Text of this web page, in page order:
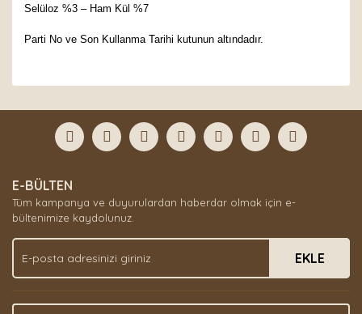
Selüloz %3 – Ham Kül %7
Parti No ve Son Kullanma Tarihi kutunun altındadır.
Yorum Yaz
formunu kullanarak tarafımıza iletebilirsiniz.
Görüş ve önerileriniz için teşekkür ederiz.
Ürün açıklamasında eksik bilgiler bulunuyor.
Ürün bilgilerinde hatalar bulunuyor.
Ürün fiyatı diğer sitelerden daha pahalı.
Bu ürüne benzer farklı alternatifler olmalı.
E-BÜLTEN
Tüm kampanya ve duyurulardan haberdar olmak için e-
bültenimize kaydolunuz.
EKLE